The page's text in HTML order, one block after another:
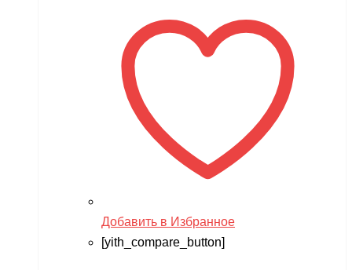
Добавить в Избранное
[yith_compare_button]